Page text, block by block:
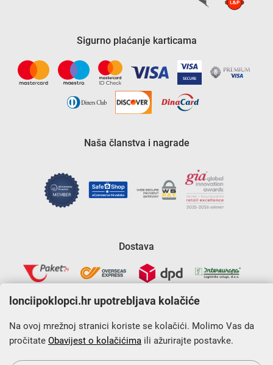
Sigurno plaćanje karticama
Naša članstva i nagrade
Dostava
Krajnji primatelj financijskog instrumenta sufinanciranog iz
Europskog fonda za regionalni razvoj u sklopu Operativnog
lonciipoklopci.hr upotrebljava kolačiće
Na ovoj mrežnoj stranici koriste se kolačići. Molimo Vas da
pročitate Obavijest o kolačićima ili ažurirajte postavke.